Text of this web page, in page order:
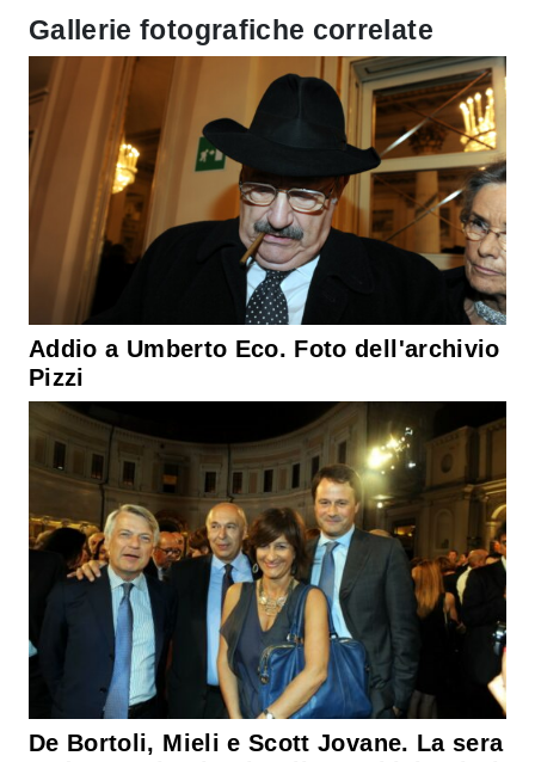
Gallerie fotografiche correlate
Addio a Umberto Eco. Foto dell'archivio
Pizzi
De Bortoli, Mieli e Scott Jovane. La sera